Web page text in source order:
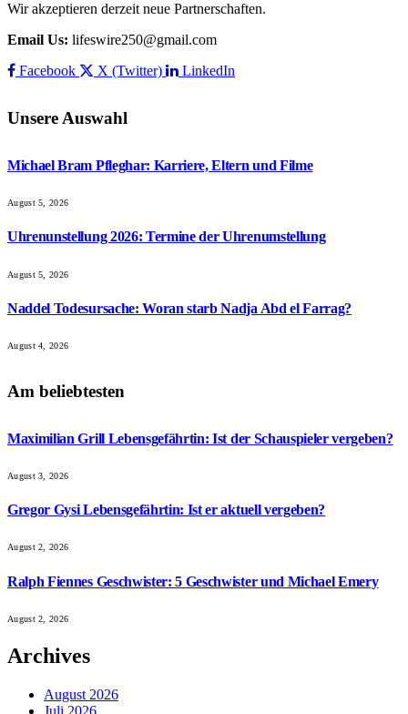
Wir akzeptieren derzeit neue Partnerschaften.
Email Us: lifeswire250@gmail.com
Facebook
X (Twitter) LinkedIn
Unsere Auswahl
Michael Bram Pfleghar: Karriere, Eltern und Filme
August 5, 2026
Uhrenunstellung 2026: Termine der Uhrenumstellung
August 5, 2026
Naddel Todesursache: Woran starb Nadja Abd el Farrag?
August 4, 2026
Am beliebtesten
Maximilian Grill Lebensgefährtin: Ist der Schauspieler vergeben?
August 3, 2026
Gregor Gysi Lebensgefährtin: Ist er aktuell vergeben?
August 2, 2026
Ralph Fiennes Geschwister: 5 Geschwister und Michael Emery
August 2, 2026
Archives
August 2026
Juli 2026